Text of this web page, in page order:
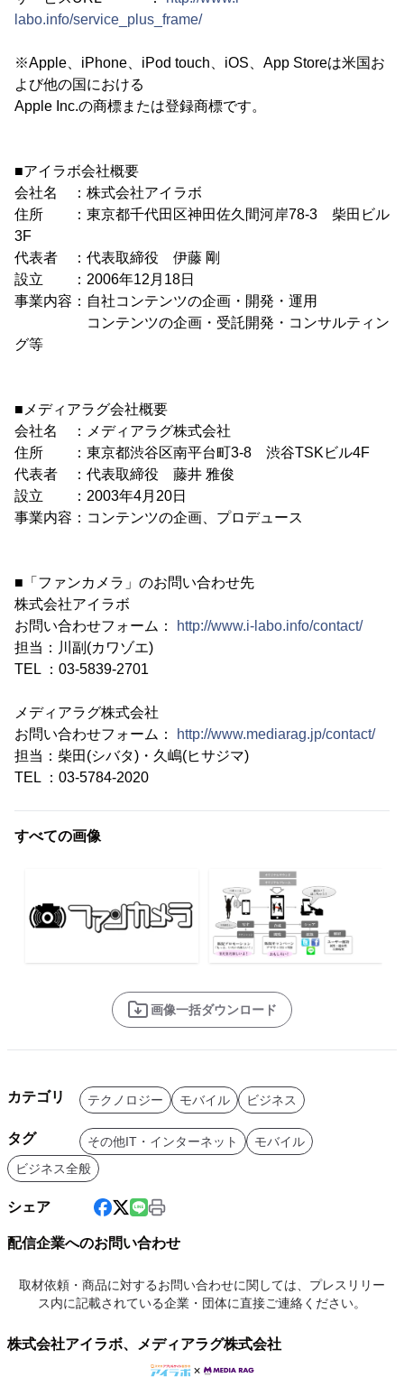
labo.info/service_plus_frame/
※Apple、iPhone、iPod touch、iOS、App Storeは米国お
よび他の国における
Apple Inc.の商標または登録商標です。
■アイラボ会社概要
会社名 ：株式会社アイラボ
住所 ：東京都千代田区神田佐久間河岸78-3 柴田ビル
3F
代表者 ：代表取締役 伊藤 剛
設立 ：2006年12月18日
事業内容：自社コンテンツの企画・開発・運用
コンテンツの企画・受託開発・コンサルティン
グ等
■メディアラグ会社概要
会社名 ：メディアラグ株式会社
住所 ：東京都渋谷区南平台町3-8 渋谷TSKビル4F
代表者 ：代表取締役 藤井 雅俊
設立 ：2003年4月20日
事業内容：コンテンツの企画、プロデュース
■「ファンカメラ」のお問い合わせ先
株式会社アイラボ
お問い合わせフォーム：
http://www.i-labo.info/contact/
担当：川副(カワゾエ)
TEL ：03-5839-2701
メディアラグ株式会社
お問い合わせフォーム：
http://www.mediarag.jp/contact/
担当：柴田(シバタ)・久嶋(ヒサジマ)
TEL ：03-5784-2020
すべての画像
画像一括ダウンロード
カテゴリ テクノロジー モバイル ビジネス
タグ その他IT・インターネット
モバイル
ビジネス全般
シェア
配信企業へのお問い合わせ
取材依頼・商品に対するお問い合わせに関しては、プレスリリー
ス内に記載されている企業・団体に直接ご連絡ください。
株式会社アイラボ、メディアラグ株式会社